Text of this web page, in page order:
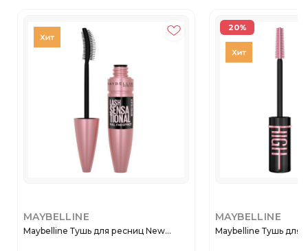
MAYBELLINE
Maybelline Тушь для ресниц New...
20%
MAYBELLINE
Maybelline Тушь для